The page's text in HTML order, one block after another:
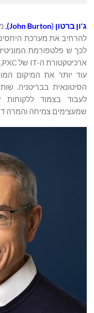
ג'ון ברטון (
John Burton
)
הסיטונאית בבריטניה.
לעבוד בצמוד ללקוחות
שמעצימים צמיחה והמרה